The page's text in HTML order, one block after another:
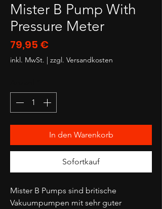
Mister B Pump With
Pressure Meter
79,95 €
inkl. MwSt. | zzgl. Versandkosten
In den Warenkorb
Sofortkauf
Mister B Pumps sind britische
Vakuumpumpen mit sehr guter